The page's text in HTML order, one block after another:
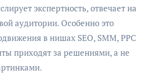
экспертность, отвечает на
аудитории. Особенно это
в нишах SEO, SMM, PPC
приходят за решениями, а не